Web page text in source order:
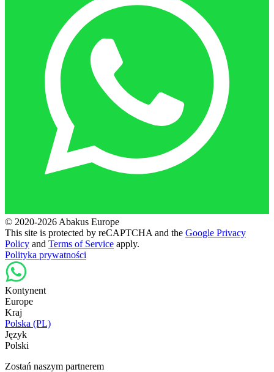
© 2020-2026 Abakus Europe
This site is protected by reCAPTCHA and the Google Privacy
Policy and Terms of Service apply.
Polityka prywatności
Kontynent
Europe
Kraj
Polska (PL)
Język
Polski
Zostań naszym partnerem